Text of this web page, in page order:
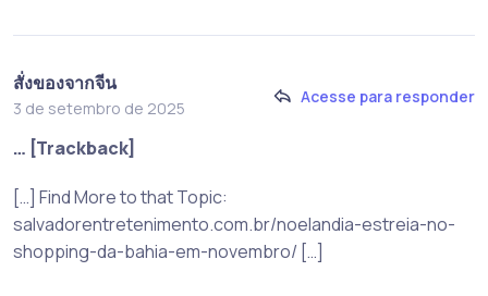
สั่งของจากจีน
3 de setembro de 2025
Acesse para responder
… [Trackback]
[…] Find More to that Topic:
salvadorentretenimento.com.br/noelandia-estreia-no-
shopping-da-bahia-em-novembro/ […]